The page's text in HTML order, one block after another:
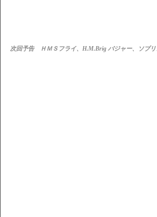
次回予告 ＨＭＳフライ、H.M.Brig バジャー、ソブリ